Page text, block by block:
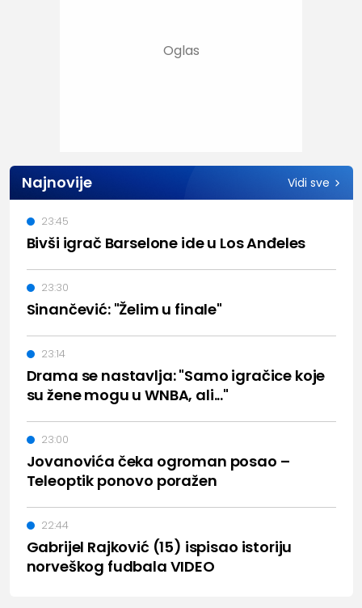
Najnovije Vidi sve
Bivši igrač Barselone ide u Los Anđeles
23:45
Sinančević: "Želim u finale"
23:30
Drama se nastavlja: "Samo igračice koje
su žene mogu u WNBA, ali..."
23:14
Jovanovića čeka ogroman posao –
Teleoptik ponovo poražen
23:00
Gabrijel Rajković (15) ispisao istoriju
norveškog fudbala VIDEO
22:44